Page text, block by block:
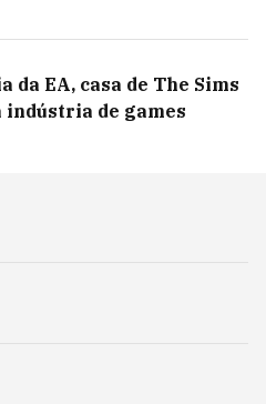
da EA, casa de The Sims
de games